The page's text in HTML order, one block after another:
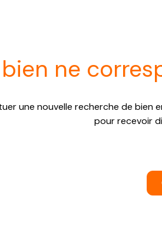
ne
une nouvelle recherche de
pour recevoir